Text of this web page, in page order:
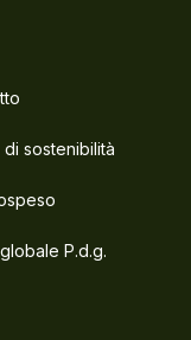
di sostenibilità
P.d.g.